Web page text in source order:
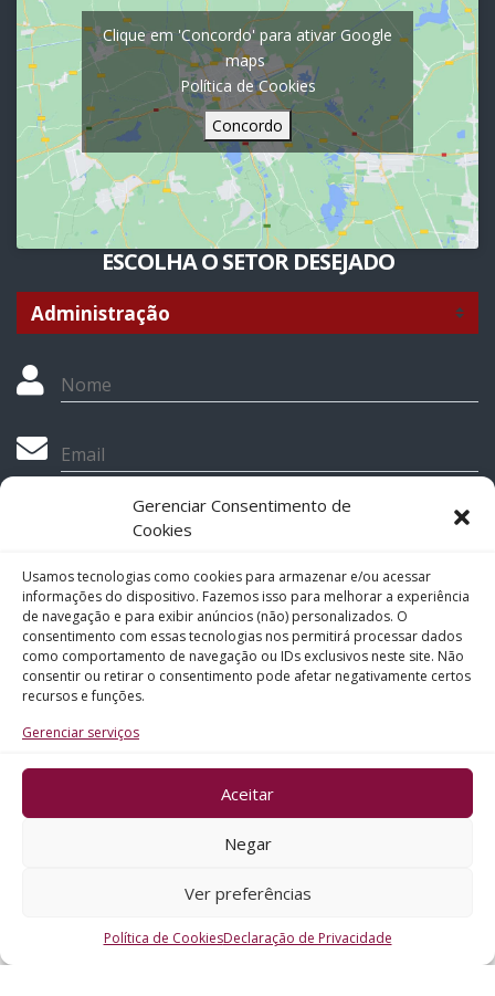
Gerenciar Consentimento de
Cookies
Usamos tecnologias como cookies para armazenar e/ou acessar
informações do dispositivo. Fazemos isso para melhorar a experiência
de navegação e para exibir anúncios (não) personalizados. O
consentimento com essas tecnologias nos permitirá processar dados
como comportamento de navegação ou IDs exclusivos neste site. Não
consentir ou retirar o consentimento pode afetar negativamente certos
recursos e funções.
Gerenciar serviços
Aceitar
Negar
Ver preferências
Política de CookiesDeclaração de Privacidade
Clique em 'Concordo' para ativar Google
maps
Política de Cookies
Concordo
ESCOLHA O SETOR DESEJADO
Nome
Email
Telefone
Assunto
Mensagem